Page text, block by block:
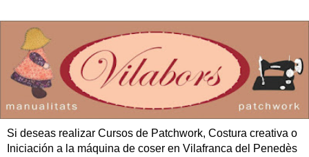
Si deseas realizar Cursos de Patchwork, Costura creativa o
Iniciación a la máquina de coser en Vilafranca del Penedès